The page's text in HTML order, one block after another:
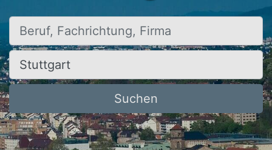
Beruf, Fachrichtung, Firma
Ort, Stadt
Suchen